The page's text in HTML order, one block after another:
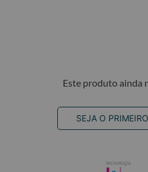
Este produto ainda
SEJA O